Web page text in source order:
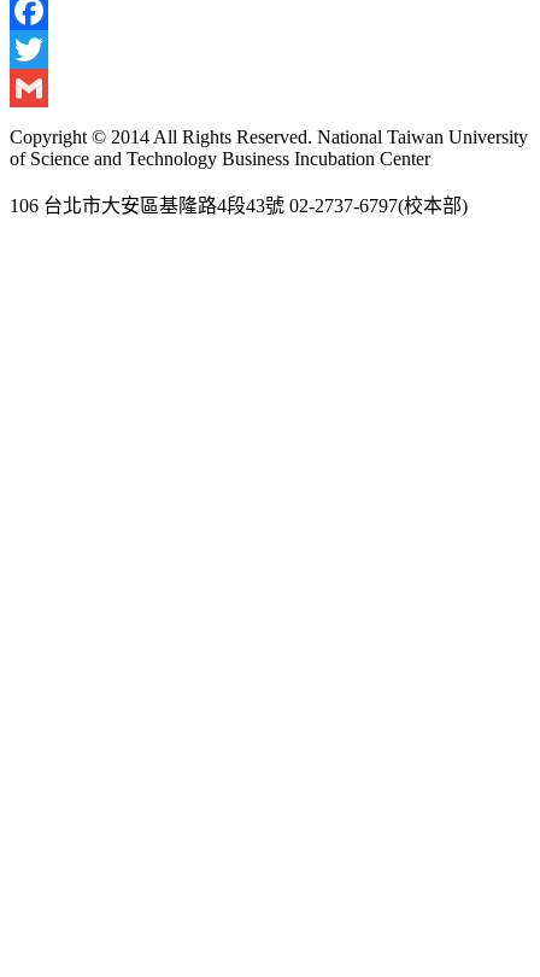
Facebook
Twitter
Gmail
Copyright © 2014 All Rights Reserved. National Taiwan University
of Science and Technology Business Incubation Center
106 台北市大安區基隆路4段43號 02-2737-6797(校本部)